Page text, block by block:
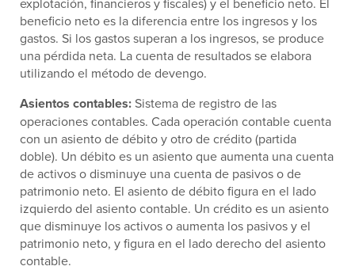
beneficio neto es la diferencia entre los ingresos y los
gastos. Si los gastos superan a los ingresos, se produce
una pérdida neta. La cuenta de resultados se elabora
utilizando el método de devengo.
Asientos contables:Sistema de registro de las
operaciones contables. Cada operación contable cuenta
con un asiento de débito y otro de crédito (partida
doble). Un débito es un asiento que aumenta una cuenta
de activos o disminuye una cuenta de pasivos o de
patrimonio neto. El asiento de débito figura en el lado
izquierdo del asiento contable. Un crédito es un asiento
que disminuye los activos o aumenta los pasivos y el
patrimonio neto, y figura en el lado derecho del asiento
contable.